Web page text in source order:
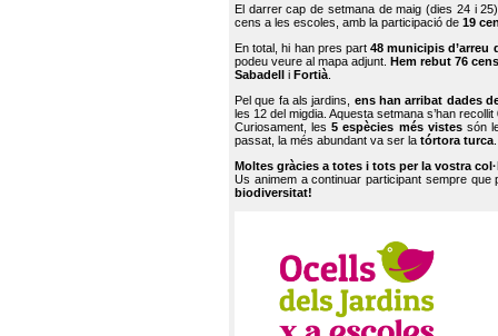
El darrer cap de setmana de maig (dies 24 i
cens a les escoles, amb la participació de 19
En total, hi han pres part48 municipis d’arreu
podeu veure al mapa adjunt. Hem rebut 76
Sabadell i Fortià
Pel que fa als jardins, ens han arribat dades
les 12 del migdia. Aquesta setmana s’han recollit
Curiosament, les5 espècies més vistessón
passat, la més abundant va ser la tórtora turca
Moltes gràcies a totes i tots per la vostra
Us animem a continuar participant sempre que
biodiversitat!